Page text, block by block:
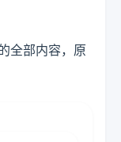
全部内容，原